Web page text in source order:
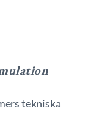
tekniska